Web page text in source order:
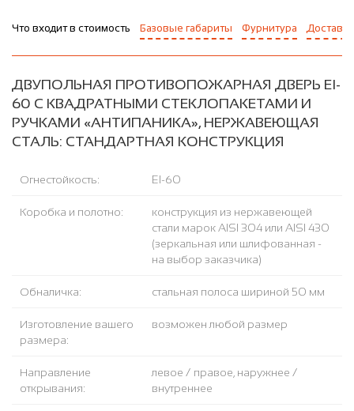
Что входит в стоимость Базовые габариты Фурнитура Доставка
ДВУПОЛЬНАЯ ПРОТИВОПОЖАРНАЯ ДВЕРЬ EI-
60 С КВАДРАТНЫМИ СТЕКЛОПАКЕТАМИ И
РУЧКАМИ «АНТИПАНИКА», НЕРЖАВЕЮЩАЯ
СТАЛЬ: СТАНДАРТНАЯ КОНСТРУКЦИЯ
Огнестойкость: EI-60
Коробка и полотно:
конструкция из нержавеющей
стали марок AISI 304 или AISI 430
(зеркальная или шлифованная -
на выбор заказчика)
Обналичка: стальная полоса шириной 50 мм
Изготовление вашего
размера:
возможен любой размер
Направление
открывания:
левое / правое, наружнее /
внутреннее